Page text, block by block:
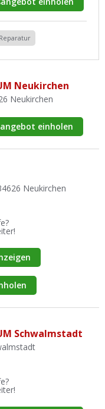
Neukirchen
Neukirchen
einholen
Neukirchen
Schwalmstadt